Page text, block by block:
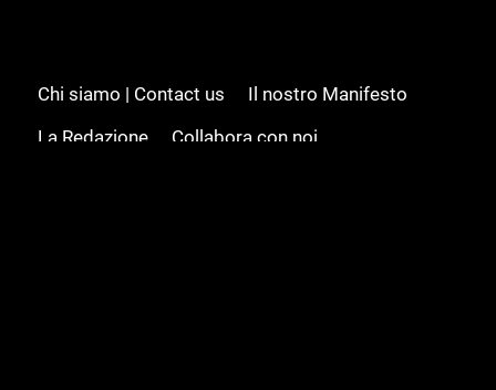
Chi siamo | Contact us
Il nostro Manifesto
La Redazione
Collabora con noi